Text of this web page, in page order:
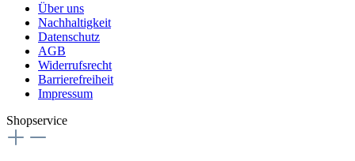
Über uns
Nachhaltigkeit
Datenschutz
AGB
Widerrufsrecht
Barrierefreiheit
Impressum
Shopservice